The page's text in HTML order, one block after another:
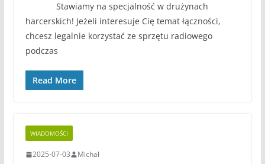
Stawiamy na specjalność w drużynach
harcerskich! Jeżeli interesuje Cię temat łączności,
chcesz legalnie korzystać ze sprzętu radiowego
podczas
Read More
WIADOMOŚCI
2025-07-03 Michał